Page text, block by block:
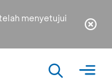
menyetujui